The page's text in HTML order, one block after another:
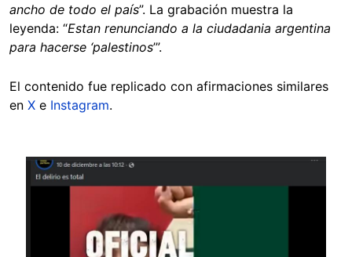
ancho de todo el país”. La grabación muestra la
leyenda: “Estan renunciando a la ciudadania argentina
para hacerse ‘palestinos’”.
El contenido fue replicado con afirmaciones similares
en X e Instagram.
Image